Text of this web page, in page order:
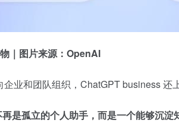
｜图片来源：OpenAI
业和团队组织，ChatGPT business 还
是孤立的个人助手，而是一个能够沉淀